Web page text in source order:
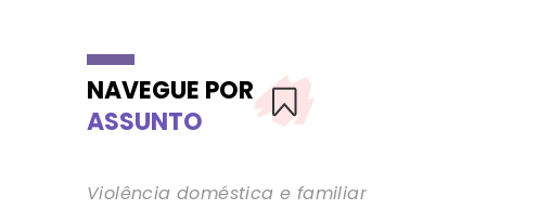
NAVEGUE POR
ASSUNTO
Violência doméstica e familiar